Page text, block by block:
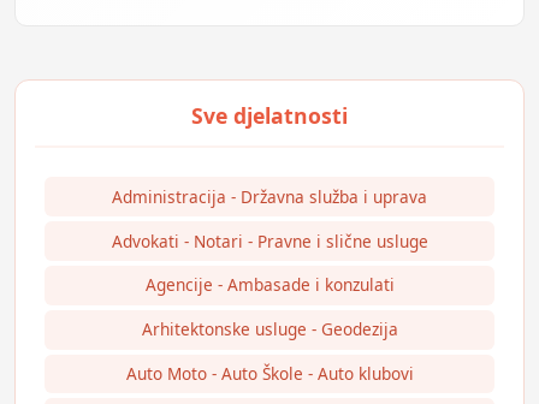
Administracija - Državna služba i uprava
Advokati - Notari - Pravne i slične usluge
Agencije - Ambasade i konzulati
Arhitektonske usluge - Geodezija
Auto Moto - Auto Škole - Auto klubovi